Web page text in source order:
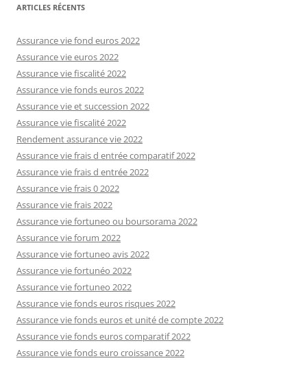
ARTICLES RÉCENTS
Assurance vie fond euros 2022
Assurance vie euros 2022
Assurance vie fiscalité 2022
Assurance vie fonds euros 2022
Assurance vie et succession 2022
Assurance vie fiscalité 2022
Rendement assurance vie 2022
Assurance vie frais d entrée comparatif 2022
Assurance vie frais d entrée 2022
Assurance vie frais 0 2022
Assurance vie frais 2022
Assurance vie fortuneo ou boursorama 2022
Assurance vie forum 2022
Assurance vie fortuneo avis 2022
Assurance vie fortunéo 2022
Assurance vie fortuneo 2022
Assurance vie fonds euros risques 2022
Assurance vie fonds euros et unité de compte 2022
Assurance vie fonds euros comparatif 2022
Assurance vie fonds euro croissance 2022